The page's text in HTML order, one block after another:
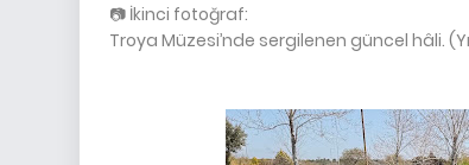
📷 İkinci fotoğraf:
Troya Müzesi’nde sergilenen güncel hâli.